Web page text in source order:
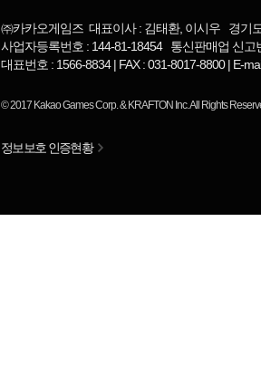
㈜카카오게임즈 대표이사 : 김태환, 이시우 경기
사업자등록번호 : 144-81-18454 통신판매업 신고
대표번호 : 1566-8834 | FAX : 031-8017-8800 | E-
© 2017 Kakao Games Corp.& KRAFTON Inc.All Rights
정보보호 인증현황